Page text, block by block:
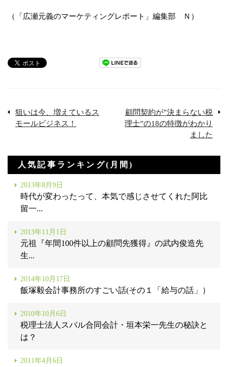
（「広瀬元義のマーケティングレポート」編集部 Ｎ）
狙いは今、増えているス
モールビジネス！
顧問契約が”決まらない税
理士”の18の特徴がわかり
ました
人気記事ランキング(月間)
2013年8月9日
時代が変わったって、本気で感じさせてくれた阿比
留一...
2013年11月1日
元祖『年間100件以上の顧問先獲得』の武内俊造先
生...
2014年10月17日
飯塚毅会計事務所のすごい話(その１「給与の話」）
2010年10月6日
税理士法人スバル合同会計・垣本栄一先生の秘訣と
は？
2011年4月6日